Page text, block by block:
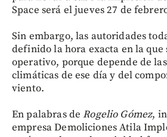
Space será el jueves 27 de
Sin embargo, las autoridades
definido la hora exacta en la que
operativo, porque depende de
climáticas de ese día y del
viento.
En palabras deRogelio Gómez,
empresa Demoliciones Atila